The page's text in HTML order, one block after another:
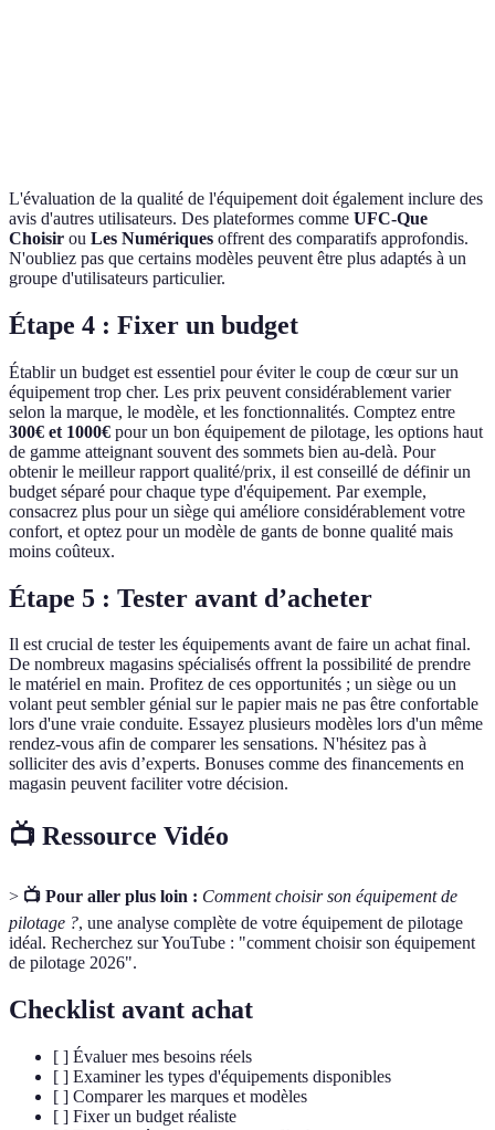
L'évaluation de la qualité de l'équipement doit également inclure des
avis d'autres utilisateurs. Des plateformes comme UFC-Que
Choisir ou Les Numériques offrent des comparatifs approfondis.
N'oubliez pas que certains modèles peuvent être plus adaptés à un
groupe d'utilisateurs particulier.
Étape 4 : Fixer un budget
Établir un budget est essentiel pour éviter le coup de cœur sur un
équipement trop cher. Les prix peuvent considérablement varier
selon la marque, le modèle, et les fonctionnalités. Comptez entre
300€ et 1000€ pour un bon équipement de pilotage, les options haut
de gamme atteignant souvent des sommets bien au-delà. Pour
obtenir le meilleur rapport qualité/prix, il est conseillé de définir un
budget séparé pour chaque type d'équipement. Par exemple,
consacrez plus pour un siège qui améliore considérablement votre
confort, et optez pour un modèle de gants de bonne qualité mais
moins coûteux.
Étape 5 : Tester avant d’acheter
Il est crucial de tester les équipements avant de faire un achat final.
De nombreux magasins spécialisés offrent la possibilité de prendre
le matériel en main. Profitez de ces opportunités ; un siège ou un
volant peut sembler génial sur le papier mais ne pas être confortable
lors d'une vraie conduite. Essayez plusieurs modèles lors d'un même
rendez-vous afin de comparer les sensations. N'hésitez pas à
solliciter des avis d’experts. Bonuses comme des financements en
magasin peuvent faciliter votre décision.
📺 Ressource Vidéo
> 📺 Pour aller plus loin : Comment choisir son équipement de
pilotage ?, une analyse complète de votre équipement de pilotage
idéal. Recherchez sur YouTube : "comment choisir son équipement
de pilotage 2026".
Checklist avant achat
[ ] Évaluer mes besoins réels
[ ] Examiner les types d'équipements disponibles
[ ] Comparer les marques et modèles
[ ] Fixer un budget réaliste